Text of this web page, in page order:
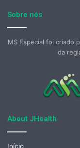
Sobre nós
MS Especial foi criado
da
About JHealth
Início